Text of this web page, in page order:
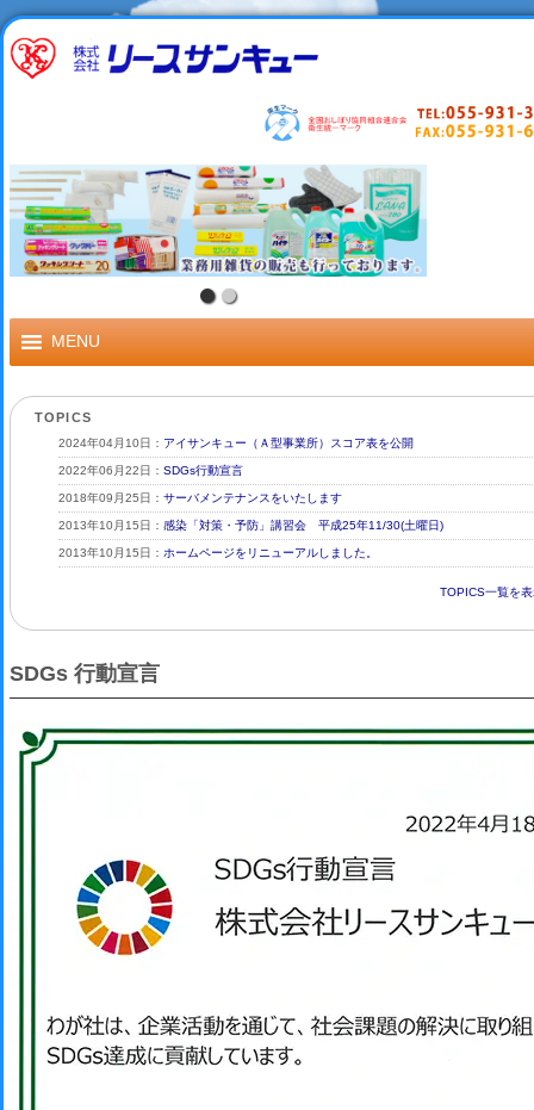
MENU
TOPICS
2024年04月10日： アイサンキュー（Ａ型事業所）スコア表を公開
2022年06月22日： SDGs行動宣言
2018年09月25日： サーバメンテナンスをいたします
2013年10月15日： 感染「対策・予防」講習会 平成25年11/30(土曜日)
2013年10月15日： ホームページをリニューアルしました。
TOPICS一覧を
SDGs 行動宣言